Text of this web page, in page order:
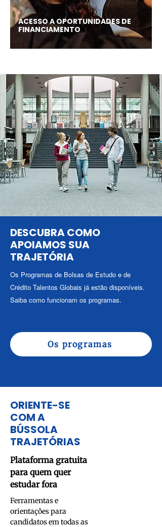
ACESSO A OPORTUNIDADES DE
FINANCIAMENTO
DESCUBRA COMO
APOIAMOS SUA
TRAJETÓRIA
Os Programas de Bolsas de Estudo e de
Crédito Talentos Globais já estão disponíveis.
Saiba como funcionam os programas.
Os programas
ORIENTE-SE
COM A
BÚSSOLA
TRAJETÓRIAS
Plataforma gratuita
para quem quer
estudar fora
Ferramentas e
orientações para
candidatos em todas as